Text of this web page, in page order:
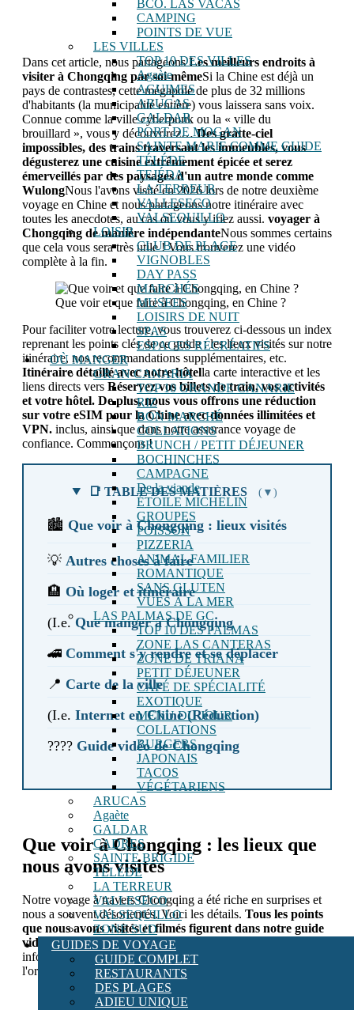
BCO. LAS VACAS
CAMPING
POINTS DE VUE
LES VILLES
TOP 10 DES VILLES
Agaète
AGUIMES
ARUCAS
GALDAR
PORT DE MOGAN
SAINTE MARIE COMME GUIDE
TÉLÉDE
TEJÉDA
LA TERREUR
VALLESECO
VALSEQUILLO
LOISIR
CLUB DE PLAGE
VIGNOBLES
DAY PASS
MARCHÉS
MUSEES
LOISIRS DE NUIT
SPAS
ESPACES RÉCRÉATIFS
OÙ MANGER
GRAN CANARIA
TOP 10 GRANDE CANARIE
RIZ
BON MARCHÉ
COLLATIONS
BRUNCH / PETIT DÉJEUNER
BOCHINCHES
CAMPAGNE
De la viande
ÉTOILE MICHELIN
GROUPES
POISSON
PIZZERIA
ANIMAL FAMILIER
ROMANTIQUE
SANS GLUTEN
VUES À LA MER
LAS PALMAS DE GC
TOP 10 DES PALMAS
ZONE LAS CANTERAS
ZONE DE TRIANA
PETIT DÉJEUNER
CAFÉ DE SPÉCIALITÉ
EXOTIQUE
MENU DU JOUR
COLLATIONS
BURGERS
JAPONAIS
TACOS
VÉGÉTARIENS
ARUCAS
Agaète
GALDAR
CADRES
SAINTE BRIGIDE
TÉLÉDE
LA TERREUR
VALLESECO
VALSEQUILLO
ZONE SUD
GUIDES DE VOYAGE
GUIDE COMPLET
RESTAURANTS
DES PLAGES
ADIEU UNIQUE
Dans cet article, nous partageonsLes meilleurs endroits à
visiter à Chongqing par soi-mêmeSi la Chine est déjà un
pays de contrastes, cette mégapole de plus de 32 millions
d'habitants (la municipalité entière) vous laissera sans voix.
Connue comme la ville cyberpunk ou la « ville du
brouillard », vous y découvrirez…Des gratte-ciel
impossibles, des trains traversant les immeubles, vous
dégusterez une cuisine extrêmement épicée et serez
émerveillés par des paysages d'un autre monde comme
WulongNous l'avons visité en 2026 lors de notre deuxième
voyage en Chine et nous partageons notre itinéraire avec
toutes les anecdotes, au cas où vous y iriez aussi. voyager à
Chongqing de manière indépendanteNous sommes certains
que cela vous sera très utile ! Vous trouverez une vidéo
complète à la fin.
Que voir et que faire à Chongqing, en Chine ?
Pour faciliter votre lecture, vous trouverez ci-dessous un index
reprenant les points clés de ce guide : les lieux visités sur notre
itinéraire, nos recommandations supplémentaires, etc.
Itinéraire détaillé avec notre hôtella carte interactive et les
liens directs vers Réservez vos billets de train, vos activités
et votre hôtel. De plus, nous vous offrons une réduction
sur votre eSIM pour la Chine avec données illimitées et
VPN. inclus, ainsi que dans notre assurance voyage de
confiance. Commençons !
📑 TABLE DES MATIÈRES (▼)
🏙️ Que voir à Chongqing : lieux visités
💡 Autres choses à faire
🏨 Où loger et itinéraire
(I.e.Que manger à Chongqing
🚄 Comment s'y rendre et se déplacer
📍 Carte de la ville
(I.e. Internet en Chine (Réduction)
???? Guide vidéo de Chongqing
Que voir à Chongqing : les lieux que
nous avons visités
Notre voyage à travers Chongqing a été riche en surprises et
nous a souvent désorientés. Voici les détails. Tous les points
que nous avons visités et filmés figurent dans notre guide
vidéo YouTube, que vous verrez à la fin.
informations utiles pour que vous puissiez vous aussi
l'organiser sans perdre de temps :